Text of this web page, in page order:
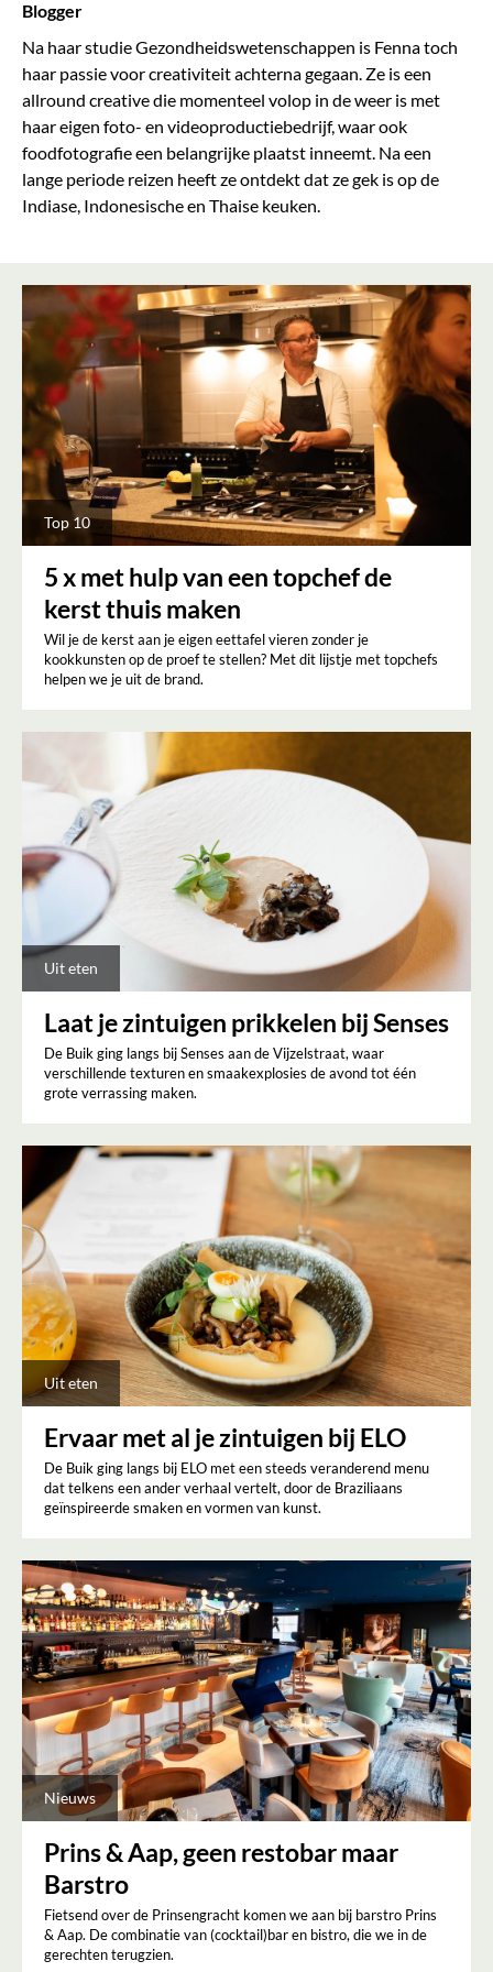
Blogger
Na haar studie Gezondheidswetenschappen is Fenna toch
haar passie voor creativiteit achterna gegaan. Ze is een
allround creative die momenteel volop in de weer is met
haar eigen foto- en videoproductiebedrijf, waar ook
foodfotografie een belangrijke plaatst inneemt. Na een
lange periode reizen heeft ze ontdekt dat ze gek is op de
Indiase, Indonesische en Thaise keuken.
Top 10
5 x met hulp van een topchef de
kerst thuis maken
Wil je de kerst aan je eigen eettafel vieren zonder je
kookkunsten op de proef te stellen? Met dit lijstje met topchefs
helpen we je uit de brand.
Uit eten
Laat je zintuigen prikkelen bij Senses
De Buik ging langs bij Senses aan de Vijzelstraat, waar
verschillende texturen en smaakexplosies de avond tot één
grote verrassing maken.
Uit eten
Ervaar met al je zintuigen bij ELO
De Buik ging langs bij ELO met een steeds veranderend menu
dat telkens een ander verhaal vertelt, door de Braziliaans
geïnspireerde smaken en vormen van kunst.
Nieuws
Prins & Aap, geen restobar maar
Barstro
Fietsend over de Prinsengracht komen we aan bij barstro Prins
& Aap. De combinatie van (cocktail)bar en bistro, die we in de
gerechten terugzien.